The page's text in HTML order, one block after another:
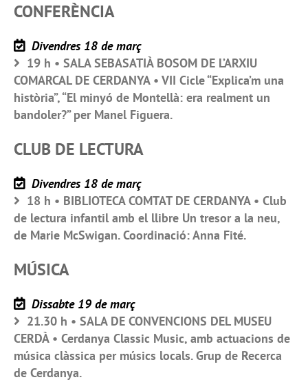
CONFERÈNCIA
Divendres 18 de març
19 h • SALA SEBASATIÀ BOSOM DE L’ARXIU
COMARCAL DE CERDANYA • VII Cicle “Explica’m una
història”, “El minyó de Montellà: era realment un
bandoler?” per Manel Figuera.
CLUB DE LECTURA
Divendres 18 de març
18 h • BIBLIOTECA COMTAT DE CERDANYA • Club
de lectura infantil amb el llibre Un tresor a la neu,
de Marie McSwigan. Coordinació: Anna Fité.
MÚSICA
Dissabte 19 de març
21.30 h • SALA DE CONVENCIONS DEL MUSEU
CERDÀ • Cerdanya Classic Music, amb actuacions de
música clàssica per músics locals. Grup de Recerca
de Cerdanya.